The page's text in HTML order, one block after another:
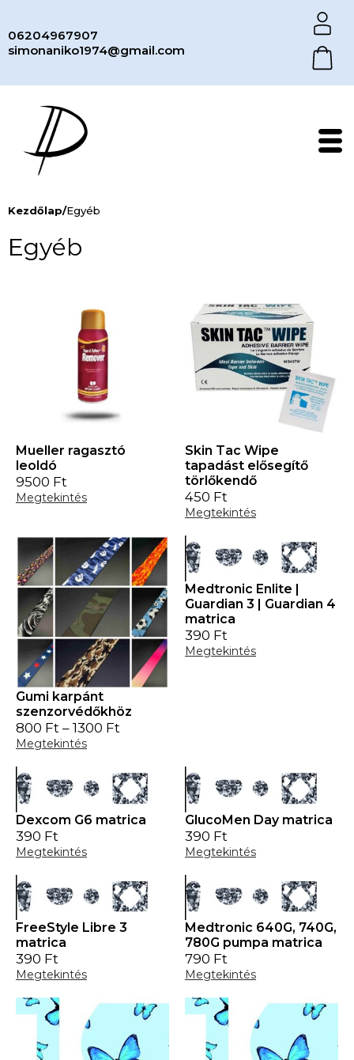
06204967907
simonaniko1974@gmail.com
Kezdőlap/Egyéb
Egyéb
Mueller ragasztó
leoldó
9500 Ft
Megtekintés
Skin Tac Wipe
tapadást elősegítő
törlőkendő
450 Ft
Megtekintés
Gumi karpánt
szenzorvédőkhöz
800 Ft – 1300 Ft
Megtekintés
Medtronic Enlite |
Guardian 3 | Guardian 4
matrica
390 Ft
Megtekintés
Dexcom G6 matrica
390 Ft
Megtekintés
GlucoMen Day matrica
390 Ft
Megtekintés
FreeStyle Libre 3
matrica
390 Ft
Megtekintés
Medtronic 640G, 740G,
780G pumpa matrica
790 Ft
Megtekintés